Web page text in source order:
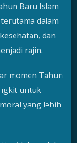
Baru Islam
dalam
dan
rajin.
momen Tahun
untuk
yang lebih